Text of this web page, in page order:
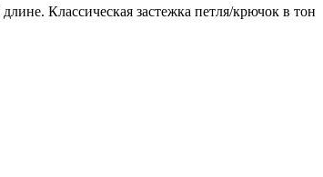
Классическая застежка петля/крючок в тон